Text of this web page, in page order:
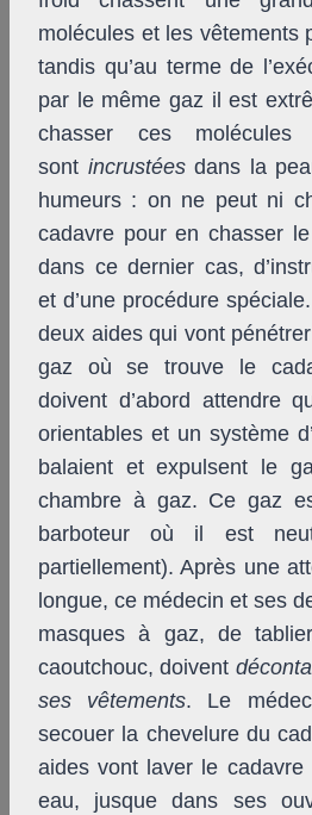
molécules et les vêtements
tandis qu’au terme de
par le même gaz il est
chasser ces
sont incrustées dans la
humeurs : on ne peut ni
cadavre pour en chasser
dans ce dernier cas,
et d’une procédure
deux aides qui vont
gaz où se trouve le
doivent d’abord attendre
orientables et un système
balaient et expulsent le
chambre à gaz. Ce gaz
barboteur où il est
partiellement). Après une
longue, ce médecin et ses
masques à gaz, de
caoutchouc, doivent
ses vêtements. Le
secouer la chevelure du
aides vont laver le cadavre
eau, jusque dans ses